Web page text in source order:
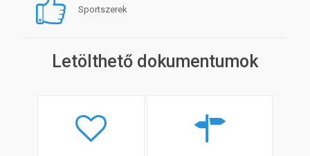
Sportszerek
Letölthető dokumentumok